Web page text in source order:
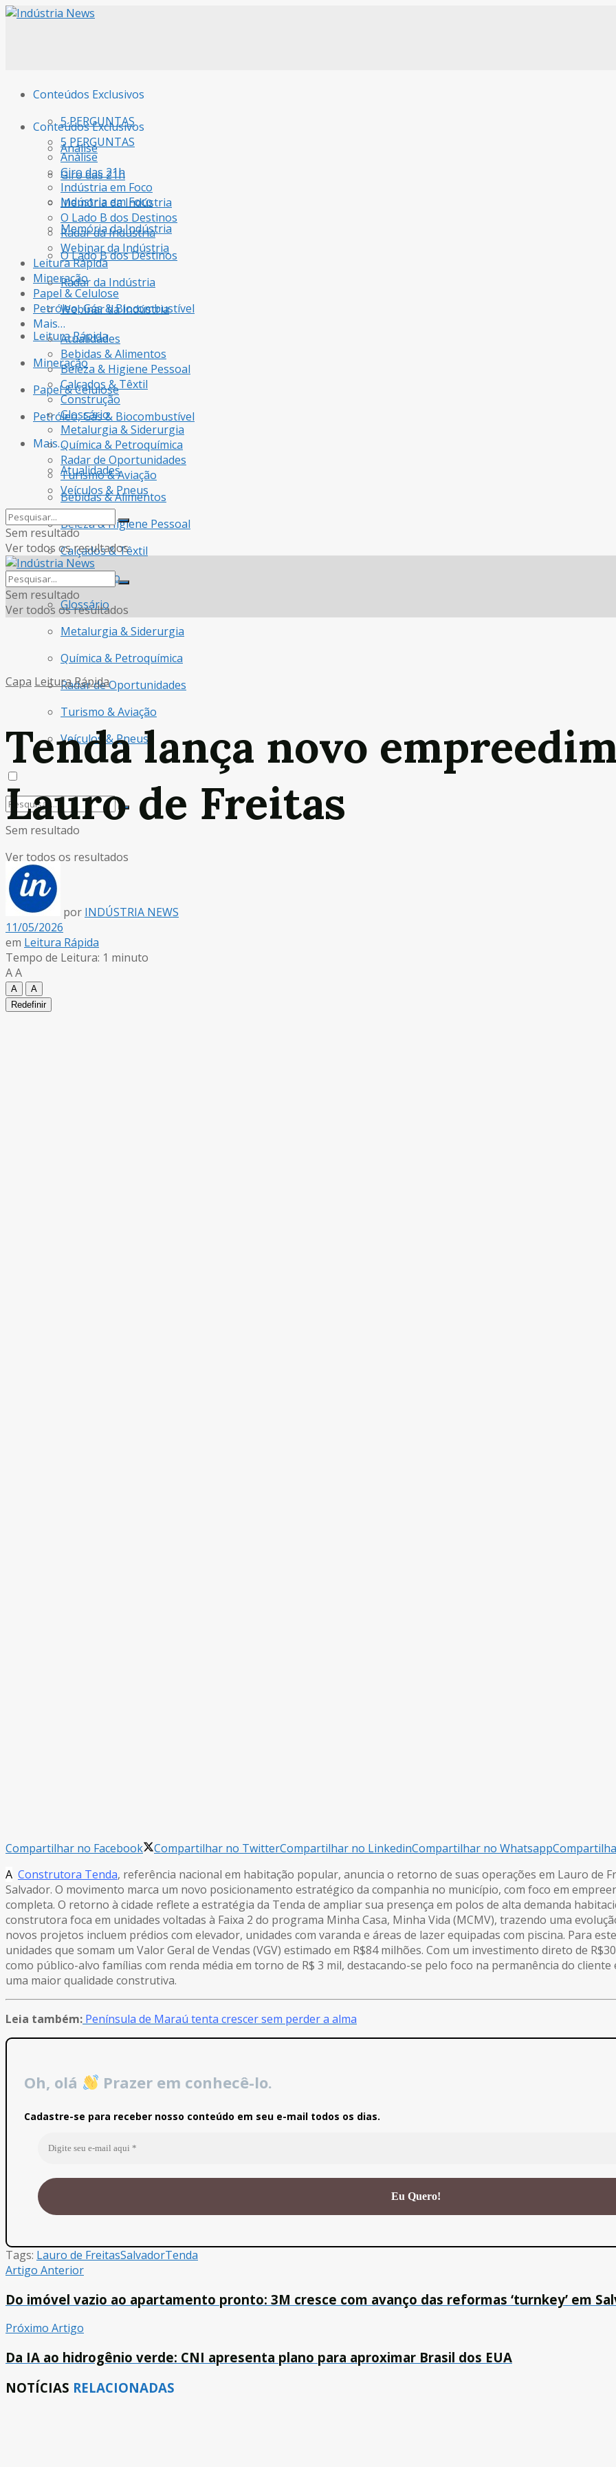
Conteúdos Exclusivos
5 PERGUNTAS
Análise
Giro das 21h
Indústria em Foco
Memória da Indústria
O Lado B dos Destinos
Radar da Indústria
Webinar da Indústria
Leitura Rápida
Mineração
Papel & Celulose
Petróleo, Gás & Biocombustível
Mais…
Atualidades
Bebidas & Alimentos
Beleza & Higiene Pessoal
Calçados & Têxtil
Construção
Glossário
Metalurgia & Siderurgia
Química & Petroquímica
Radar de Oportunidades
Turismo & Aviação
Veículos & Pneus
Sem resultado
Ver todos os resultados
Conteúdos Exclusivos
5 PERGUNTAS
Análise
Giro das 21h
Indústria em Foco
Memória da Indústria
O Lado B dos Destinos
Radar da Indústria
Webinar da Indústria
Leitura Rápida
Mineração
Papel & Celulose
Petróleo, Gás & Biocombustível
Mais…
Atualidades
Bebidas & Alimentos
Beleza & Higiene Pessoal
Calçados & Têxtil
Construção
Glossário
Metalurgia & Siderurgia
Química & Petroquímica
Radar de Oportunidades
Turismo & Aviação
Veículos & Pneus
Sem resultado
Ver todos os resultados
Sem resultado
Ver todos os resultados
Capa Leitura Rápida
Tenda lança novo
Lauro de Freitas
por INDÚSTRIA NEWS
11/05/2026
em Leitura Rápida
Tempo de Leitura: 1 minuto
AA
A
A
Redefinir
Compartilhar no Facebook Compartilhar no TwitterCompartilhar no LinkedinCompartilhar no Whatsapp
A Construtora Tenda, referência nacional em habitação popular, anuncia o retorno de suas operações em Lauro de
Salvador. O movimento marca um novo posicionamento estratégico da companhia no município, com foco em
completa. O retorno à cidade reflete a estratégia da Tenda de ampliar sua presença em polos de alta demanda
construtora foca em unidades voltadas à Faixa 2 do programa Minha Casa, Minha Vida (MCMV), trazendo uma
novos projetos incluem prédios com elevador, unidades com varanda e áreas de lazer equipadas com piscina. Para
unidades que somam um Valor Geral de Vendas (VGV) estimado em R$84 milhões. Com um investimento direto de
como público-alvo famílias com renda média em torno de R$ 3 mil, destacando-se pelo foco na permanência do
uma maior qualidade construtiva.
Leia também: Península de Maraú tenta crescer sem perder a alma
Oh, olá Prazer em conhecê-lo.
Cadastre-se para receber nosso conteúdo em seu e-mail todos os dias.
Tags: Lauro de FreitasSalvadorTenda
Artigo Anterior
Do imóvel vazio ao apartamento pronto: 3M cresce com avanço das reformas ‘turnkey’ em
Próximo Artigo
Da IA ao hidrogênio verde: CNI apresenta plano para aproximar Brasil dos EUA
NOTÍCIAS RELACIONADAS